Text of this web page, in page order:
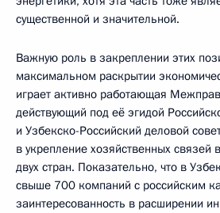
существенной и значительной.
Важную роль в закреплении этих
максимальном раскрытии
играет активно работающая
действующий под её эгидой
и Узбекско-Российский деловой
в укрепление хозяйственных связей
двух стран. Показательно, что в
свыше 700 компаний с российским
заинтересованность в расширении